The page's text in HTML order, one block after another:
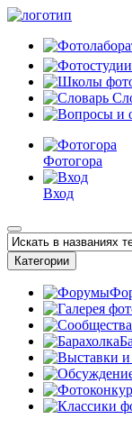
Фотогора
Вход
Категории